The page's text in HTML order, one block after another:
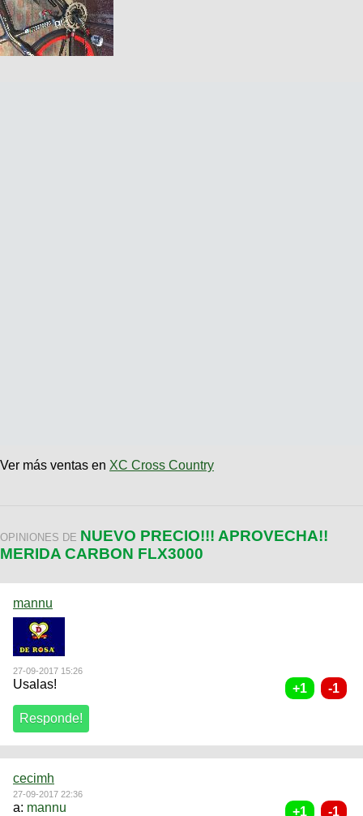
Ver más ventas en XC Cross Country
OPINIONES DE NUEVO PRECIO!!! APROVECHA!!
MERIDA CARBON FLX3000
mannu
27-09-2017 15:26
Usalas!
cecimh
27-09-2017 22:36
a: mannu